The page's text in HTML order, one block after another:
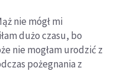
nie mógł mi
dużo czasu, bo
nie mogłam urodzić z
pożegnania z